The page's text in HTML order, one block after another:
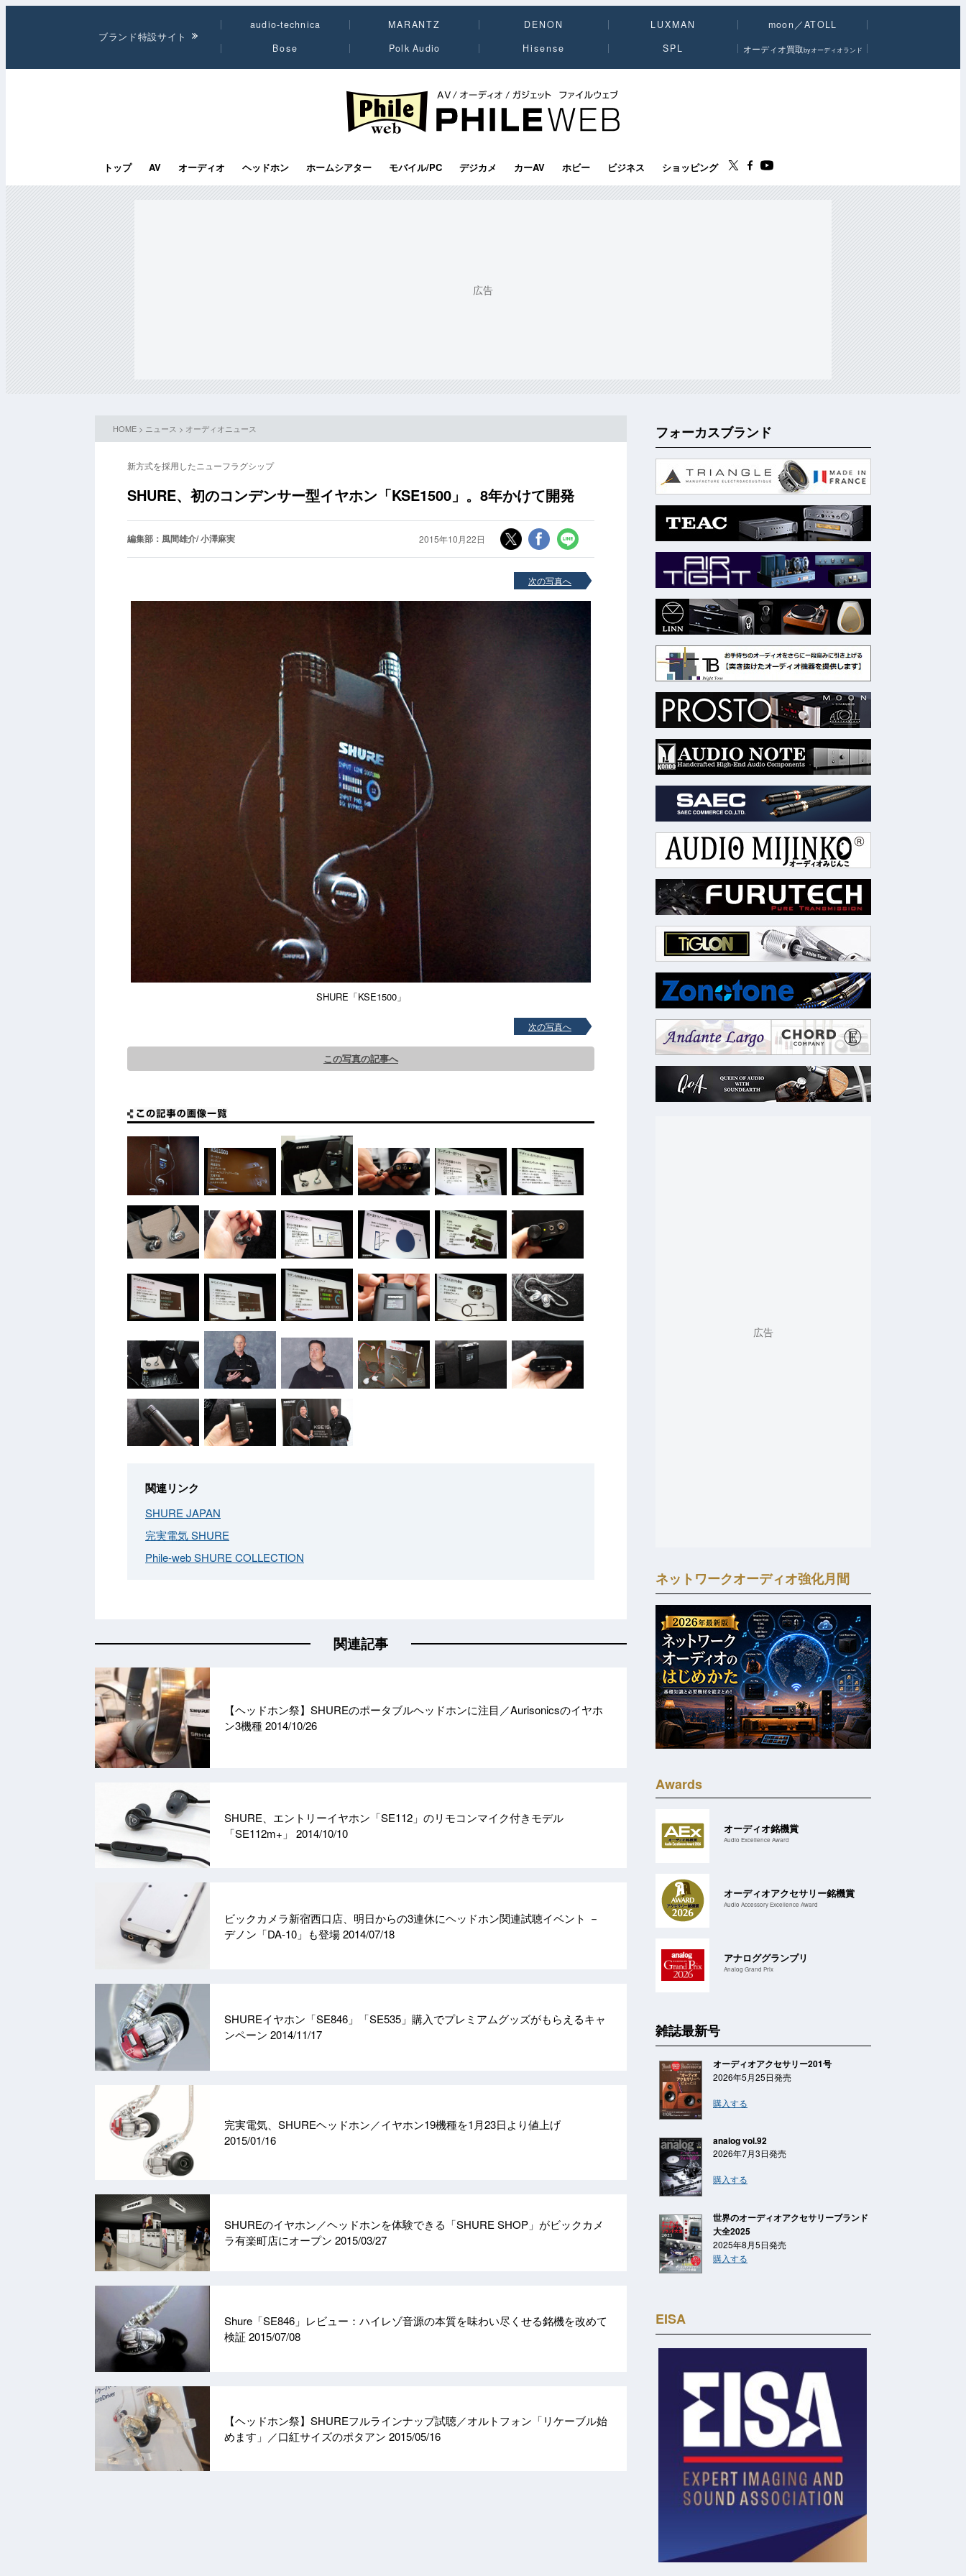
ブランド特設サイト
audio-technica MARANTZ DENON LUXMAN
moon／ATOLL
Bose
Polk Audio Hisense SPL オーディオ買取byオーディオランド
PHILE WEB｜AV/オーディオ/ガジェット
トップ AV オーディオ ヘッドホン ホームシアター モバイル/PC デジカメ カーAV ホビー ビジネス ショッピング
HOME > ニュース > オーディオニュース
新方式を採用したニューフラグシップ
SHURE、初のコンデンサー型イヤホン「KSE1500」。8年かけて開発
編集部：風間雄介/ 小澤麻実 2015年10月22日
次の写真へ
SHURE「KSE1500」
次の写真へ
この写真の記事へ
関連リンク
SHURE JAPAN
完実電気 SHURE
Phile-web SHURE COLLECTION
関連記事
【ヘッドホン祭】SHUREのポータブルヘッドホンに注目／Aurisonicsのイヤホ
ン3機種2014/10/26
SHURE、エントリーイヤホン「SE112」のリモコンマイク付きモデル
「SE112m+」 2014/10/10
ビックカメラ新宿西口店、明日からの3連休にヘッドホン関連試聴イベント －
デノン「DA-10」も登場2014/07/18
SHUREイヤホン「SE846」「SE535」購入でプレミアムグッズがもらえるキャ
ンペーン 2014/11/17
完実電気、SHUREヘッドホン／イヤホン19機種を1月23日より値上げ
2015/01/16
SHUREのイヤホン／ヘッドホンを体験できる「SHURE SHOP」がビックカメ
ラ有楽町店にオープン 2015/03/27
Shure「SE846」レビュー：ハイレゾ音源の本質を味わい尽くせる銘機を改めて
検証2015/07/08
【ヘッドホン祭】SHUREフルラインナップ試聴／オルトフォン「リケーブル始
めます」／口紅サイズのポタアン 2015/05/16
フォーカスブランド
ネットワークオーディオ強化月間
Awards
オーディオ銘機賞
Audio Excellence Award
オーディオアクセサリー銘機賞
Audio Accessory Excellence Award
アナロググランプリ
Analog Grand Prix
雑誌最新号
オーディオアクセサリー201号
2026年5月25日発売
購入する
analog vol.92
2026年7月3日発売
購入する
世界のオーディオアクセサリーブランド
大全2025
2025年8月5日発売
購入する
EISA